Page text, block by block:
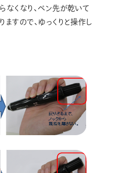
なくなり、ペン先が乾いて
ますので、ゆっくりと操作し